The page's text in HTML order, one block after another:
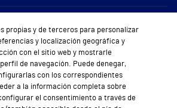
Sobre Vithas
Quiénes somos
Trabajar en Vithas
Teléfono Cita Médica
propias y de terceros para personalizar
y localización geográfica y
con el sitio web y mostrarle
de navegación. Puede denegar,
con los correspondientes
a la información completa sobre
el consentimiento a través de